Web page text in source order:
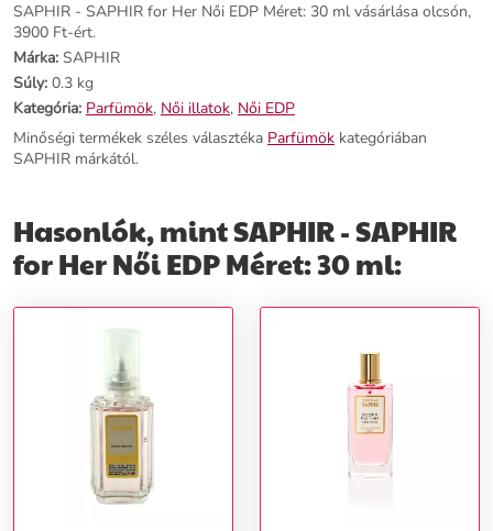
SAPHIR - SAPHIR for Her Női EDP Méret: 30 ml vásárlása olcsón,
3900 Ft-ért.
Márka: SAPHIR
Súly: 0.3 kg
Kategória: Parfümök, Női illatok, Női EDP
Minőségi termékek széles választéka Parfümök kategóriában
SAPHIR márkától.
Hasonlók, mint SAPHIR - SAPHIR
for Her Női EDP Méret: 30 ml: